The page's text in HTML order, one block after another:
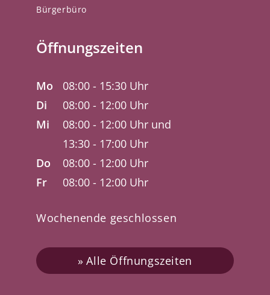
Bürgerbüro
Öffnungszeiten
Mo
08:00 - 15:30 Uhr
Di
08:00 - 12:00 Uhr
Mi
08:00 - 12:00 Uhr und
13:30 - 17:00 Uhr
Do
08:00 - 12:00 Uhr
Fr
08:00 - 12:00 Uhr
Wochenende geschlossen
Alle Öffnungszeiten